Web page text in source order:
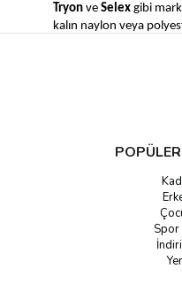
Tryon ve Selex gibi
kalın naylon veya
standartlarını
Tüm
kolayca takılabilir şekilde
Ağ Kalınlığının Önemi
Ağın kalınlığı ve düğüm
Spor